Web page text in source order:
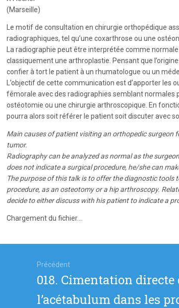
(Marseille)
Le motif de consultation en chirurgie orthopédique
radiographiques, tel qu’une coxarthrose ou une
La radiographie peut être interprétée comme
classiquement une arthroplastie. Pensant que
confier à tort le patient à un rhumatologue ou un
L’objectif de cette communication est d’apporter
fémorale avec des radiographies semblant normales
ostéotomie ou une chirurgie arthroscopique. En
pourra alors soit référer le patient soit discuter avec
Main causes of patient visiting an orthopedic surgeon
tumor.
Radiography can be analyzed as normal as the
does not indicate a surgical procedure, he/she can
The purpose of this talk is to offer the diagnostic
procedure, as an osteotomy or a hip arthroscopy.
decide to either discuss with his patient to indicate a
Chargement du fichier...
l’article
Précédent
Article
précédent
:
018. Cimentation
l’acétabulum dans les